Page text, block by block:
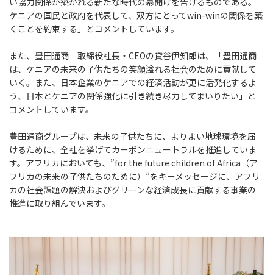
ケニアの国民と政府を代表して、双方にとってwin-winの関係を築
くことを約束する」とコメントしています。
また、豊田通商 取締役社長・CEOの貸谷伊知郎は、「豊田通商
は、ケニアの未来の子供たちの笑顔溢れる社会のために貢献して
いく。また、日本企業のケニアでの経済活動が更に活発化するよ
う、日本とケニアの関係強化に引き続き尽力してまいりたい」と
コメントしています。
豊田通商グループは、未来の子供たちに、よりよい地球環境を届
けるために、全社を挙げてカーボンニュートラルを推進していま
す。アフリカにおいても、”for the future children of Africa（ア
フリカの未来の子供たちのために）”をキーメッセージに、アフリ
カの社会課題の解決およびグリーンな経済成長に貢献する事業の
推進に取り組んでいます。